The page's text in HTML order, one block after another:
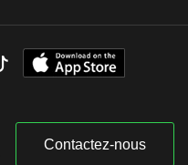
Contactez-nous